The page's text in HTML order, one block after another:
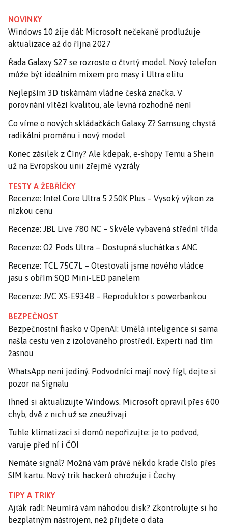
NOVINKY
Windows 10 žije dál: Microsoft nečekaně prodlužuje
aktualizace až do října 2027
Řada Galaxy S27 se rozroste o čtvrtý model. Nový telefon
může být ideálním mixem pro masy i Ultra elitu
Nejlepším 3D tiskárnám vládne česká značka. V
porovnání vítězí kvalitou, ale levná rozhodně není
Co víme o nových skládačkách Galaxy Z? Samsung chystá
radikální proměnu i nový model
Konec zásilek z Číny? Ale kdepak, e-shopy Temu a Shein
už na Evropskou unii zřejmě vyzrály
TESTY A ŽEBŘÍČKY
Recenze: Intel Core Ultra 5 250K Plus – Vysoký výkon za
nízkou cenu
Recenze: JBL Live 780 NC – Skvěle vybavená střední třída
Recenze: O2 Pods Ultra – Dostupná sluchátka s ANC
Recenze: TCL 75C7L – Otestovali jsme nového vládce
jasu s obřím SQD Mini-LED panelem
Recenze: JVC XS-E934B – Reproduktor s powerbankou
BEZPEČNOST
Bezpečnostní fiasko v OpenAI: Umělá inteligence si sama
našla cestu ven z izolovaného prostředí. Experti nad tím
žasnou
WhatsApp není jediný. Podvodníci mají nový fígl, dejte si
pozor na Signalu
Ihned si aktualizujte Windows. Microsoft opravil přes 600
chyb, dvě z nich už se zneužívají
Tuhle klimatizaci si domů nepořizujte: je to podvod,
varuje před ní i ČOI
Nemáte signál? Možná vám právě někdo krade číslo přes
SIM kartu. Nový trik hackerů ohrožuje i Čechy
TIPY A TRIKY
Ajťák radí: Neumírá vám náhodou disk? Zkontrolujte si ho
bezplatným nástrojem, než přijdete o data